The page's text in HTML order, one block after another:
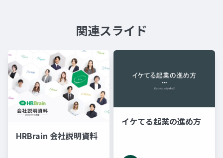
関連スライド
HRBrain 会社説明資料
イケてる起業の進め方